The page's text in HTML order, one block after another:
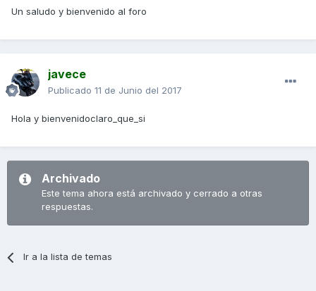
Un saludo y bienvenido al foro
javece
Publicado 11 de Junio del 2017
Hola y bienvenidoclaro_que_si
Archivado
Este tema ahora está archivado y cerrado a otras
respuestas.
Ir a la lista de temas